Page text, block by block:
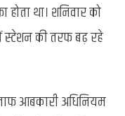
था। शनिवार को
स्टेशन की तरफ बढ़ रहे
आबकारी अधिनियम